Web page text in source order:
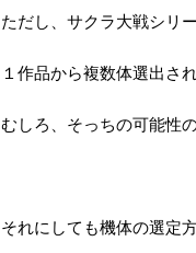
ただし、サクラ大戦シリ
１作品から複数体選出さ
むしろ、そっちの可能性
それにしても機体の選定